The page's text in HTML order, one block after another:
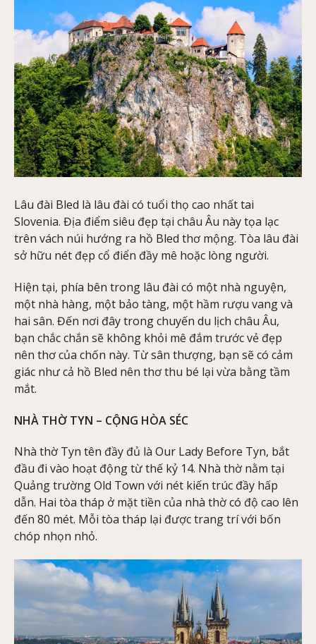
Lâu đài Bled là lâu đài có tuổi thọ cao nhất tai
Slovenia. Địa điểm siêu đẹp tại châu Âu này tọa lạc
trên vách núi hướng ra hồ Bled thơ mộng. Tòa lâu đài
sở hữu nét đẹp cổ điển đầy mê hoặc lòng người.
Hiện tại, phía bên trong lâu đài có một nhà nguyện,
một nhà hàng, một bảo tàng, một hầm rượu vang và
hai sân. Đến nơi đây trong chuyến du lịch châu Âu,
bạn chắc chắn sẽ không khỏi mê đắm trước vẻ đẹp
nên thơ của chốn này. Từ sân thượng, bạn sẽ có cảm
giác như cả hồ Bled nên thơ thu bé lại vừa bằng tầm
mắt.
NHÀ THỜ TYN – CỘNG HÒA SÉC
Nhà thờ Tyn tên đầy đủ là Our Lady Before Tyn, bắt
đầu đi vào hoạt động từ thế kỷ 14. Nhà thờ nằm tại
Quảng trường Old Town với nét kiến trúc đầy hấp
dẫn. Hai tòa tháp ở mặt tiền của nhà thờ có độ cao lên
đến 80 mét. Mỗi tòa tháp lại được trang trí với bốn
chóp nhọn nhỏ.